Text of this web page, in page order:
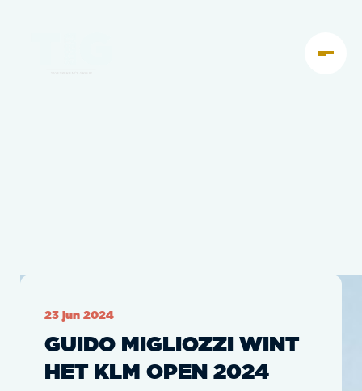
23 jun 2024
GUIDO MIGLIOZZI WINT
HET KLM OPEN 2024